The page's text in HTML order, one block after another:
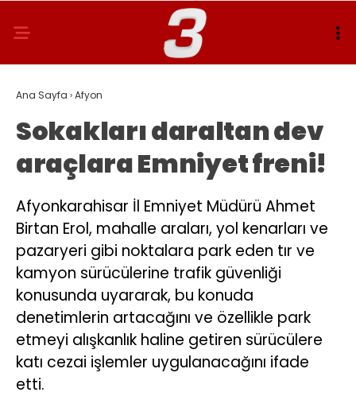
Ana Sayfa ›Afyon
Sokakları daraltan dev
araçlara Emniyet freni!
Afyonkarahisar İl Emniyet Müdürü Ahmet
Birtan Erol, mahalle araları, yol kenarları ve
pazaryeri gibi noktalara park eden tır ve
kamyon sürücülerine trafik güvenliği
konusunda uyararak, bu konuda
denetimlerin artacağını ve özellikle park
etmeyi alışkanlık haline getiren sürücülere
katı cezai işlemler uygulanacağını ifade
etti.